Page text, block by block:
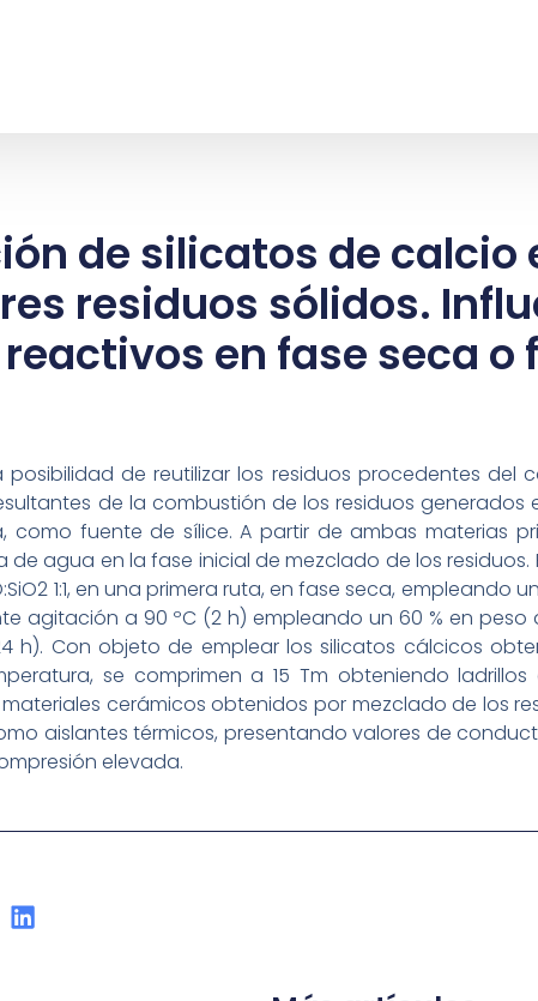
de silicatos de
residuos sólidos.
en fase seca o
posibilidad de reutilizar los residuos procedentes
de la combustión de los residuos
como fuente de sílice. A partir de ambas materias
agua en la fase inicial de mezclado de los
1:1, en una primera ruta, en fase seca, empleando
agitación a 90 ºC (2 h) empleando un 60 % en peso
h). Con objeto de emplear los silicatos cálcicos
se comprimen a 15 Tm obteniendo
cerámicos obtenidos por mezclado de los
aislantes térmicos, presentando valores de
elevada.